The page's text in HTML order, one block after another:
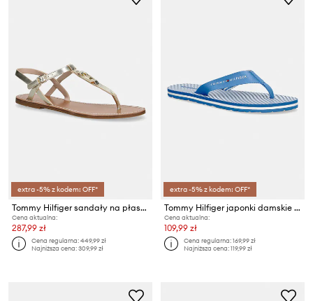
extra -5% z kodem: OFF*
Tommy Hilfiger sandały na płaskim obcasie damskie skórzane LEATHER THONG SANDAL GOLD
Cena aktualna:
287,99 zł
Cena regularna:449,99 zł
Najniższa cena:309,99 zł
extra -5% z kodem: OFF*
Tommy Hilfiger japonki damskie TH ITHACA STRIPE SUMMER SANDAL
Cena aktualna:
109,99 zł
Cena regularna:169,99 zł
Najniższa cena:119,99 zł